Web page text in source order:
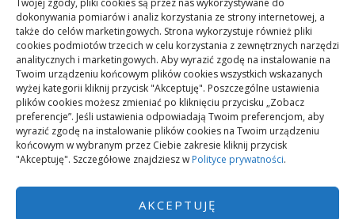
Twojej zgody, pliki cookies są przez nas wykorzystywane do
dokonywania pomiarów i analiz korzystania ze strony internetowej, a
także do celów marketingowych. Strona wykorzystuje również pliki
cookies podmiotów trzecich w celu korzystania z zewnętrznych narzędzi
analitycznych i marketingowych. Aby wyrazić zgodę na instalowanie na
Twoim urządzeniu końcowym plików cookies wszystkich wskazanych
wyżej kategorii kliknij przycisk "Akceptuję". Poszczególne ustawienia
plików cookies możesz zmieniać po kliknięciu przycisku „Zobacz
preferencje”. Jeśli ustawienia odpowiadają Twoim preferencjom, aby
wyrazić zgodę na instalowanie plików cookies na Twoim urządzeniu
końcowym w wybranym przez Ciebie zakresie kliknij przycisk
"Akceptuję". Szczegółowe znajdziesz w Polityce prywatności.
AKCEPTUJĘ
Podstawowe rodzaje śrub – przegląd najważniejszych
typów
Pielęgnacja podłogi po remoncie: jak wydłużyć dobry
efekt
Remont podłogi przed przeprowadzką: kolejność prac